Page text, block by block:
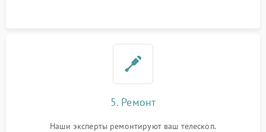
5. Ремонт
Наши эксперты ремонтируют ваш телескоп.